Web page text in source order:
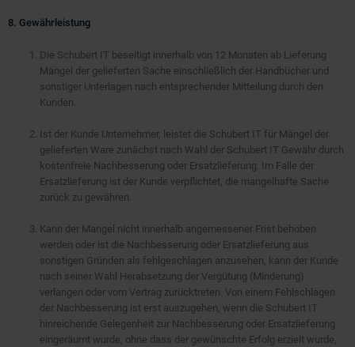
8. Gewährleistung
Die Schubert IT beseitigt innerhalb von 12 Monaten ab Lieferung
Mängel der gelieferten Sache einschließlich der Handbücher und
sonstiger Unterlagen nach entsprechender Mitteilung durch den
Kunden.
Ist der Kunde Unternehmer, leistet die Schubert IT für Mängel der
gelieferten Ware zunächst nach Wahl der Schubert IT Gewähr durch
kostenfreie Nachbesserung oder Ersatzlieferung. Im Falle der
Ersatzlieferung ist der Kunde verpflichtet, die mangelhafte Sache
zurück zu gewähren.
Kann der Mangel nicht innerhalb angemessener Frist behoben
werden oder ist die Nachbesserung oder Ersatzlieferung aus
sonstigen Gründen als fehlgeschlagen anzusehen, kann der Kunde
nach seiner Wahl Herabsetzung der Vergütung (Minderung)
verlangen oder vom Vertrag zurücktreten. Von einem Fehlschlagen
der Nachbesserung ist erst auszugehen, wenn die Schubert IT
hinreichende Gelegenheit zur Nachbesserung oder Ersatzlieferung
eingeräumt wurde, ohne dass der gewünschte Erfolg erzielt wurde,